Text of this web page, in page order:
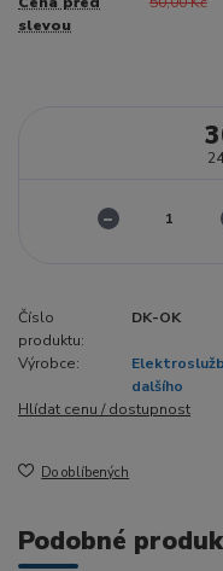
slevou
Číslo
produktu:
DK-OK
Výrobce:
dalšího
Hlídat cenu / dostupnost
Do oblíbených
Podobné